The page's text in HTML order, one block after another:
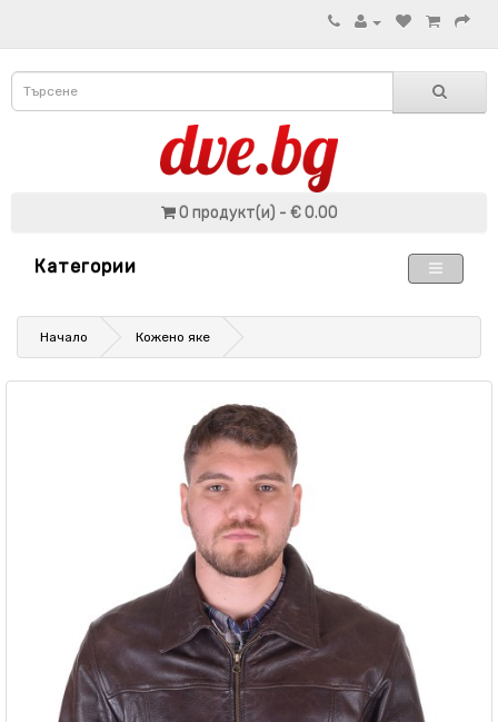
0 продукт(и) - € 0.00
Категории
Начало Кожено яке